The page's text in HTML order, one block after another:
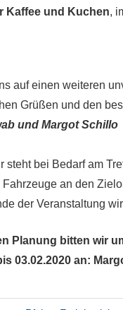
Kaffee und Kuchen,
auf einen weiteren
Grüßen und den
und Margot Schillo
steht bei Bedarf am
Fahrzeuge an den
der Veranstaltung
Planung bitten wir
03.02.2020 an: